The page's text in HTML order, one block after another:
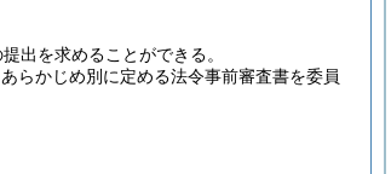
出を求めることができる。
らかじめ別に定める法令事前審査書を委員